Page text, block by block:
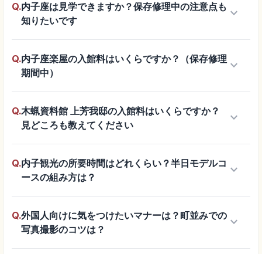
Q.内子座は見学できますか？保存修理中の注意点も
知りたいです
keyboard_arrow_down
Q.内子座楽屋の入館料はいくらですか？（保存修理
期間中）
keyboard_arrow_down
Q.木蝋資料館 上芳我邸の入館料はいくらですか？
見どころも教えてください
keyboard_arrow_down
Q.内子観光の所要時間はどれくらい？半日モデルコ
ースの組み方は？
keyboard_arrow_down
Q.外国人向けに気をつけたいマナーは？町並みでの
写真撮影のコツは？
keyboard_arrow_down